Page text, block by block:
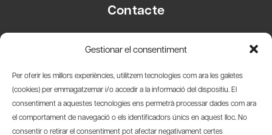
Gestionar el consentiment
Per oferir les millors experiències, utilitzem tecnologies com ara les galetes
(cookies) per emmagatzemar i/o accedir a la informació del dispositiu. El
consentiment a aquestes tecnologies ens permetrà processar dades com ara
el comportament de navegació o els identificadors únics en aquest lloc. No
consentir o retirar el consentiment pot afectar negativament certes
Contacte
08003 Barcelona
info@amicsdelpais.com
Suscripció Newsletter